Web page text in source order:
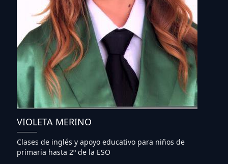
VIOLETA MERINO
Clases de inglés y apoyo educativo para niños de
primaria hasta 2º de la ESO